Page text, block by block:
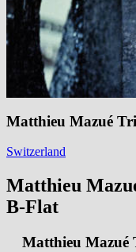
Matthieu Mazué
Switzerland
Matthieu
B-Flat
Matthieu Mazué